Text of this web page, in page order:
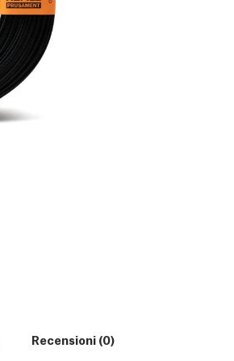
Recensioni (0)